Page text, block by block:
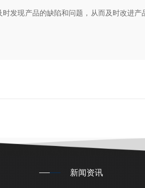
现产品的缺陷和问题，从而及时改进产
新闻资讯